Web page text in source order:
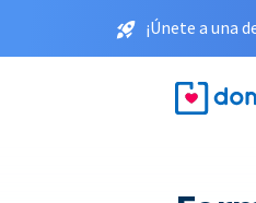
¡Únete a una